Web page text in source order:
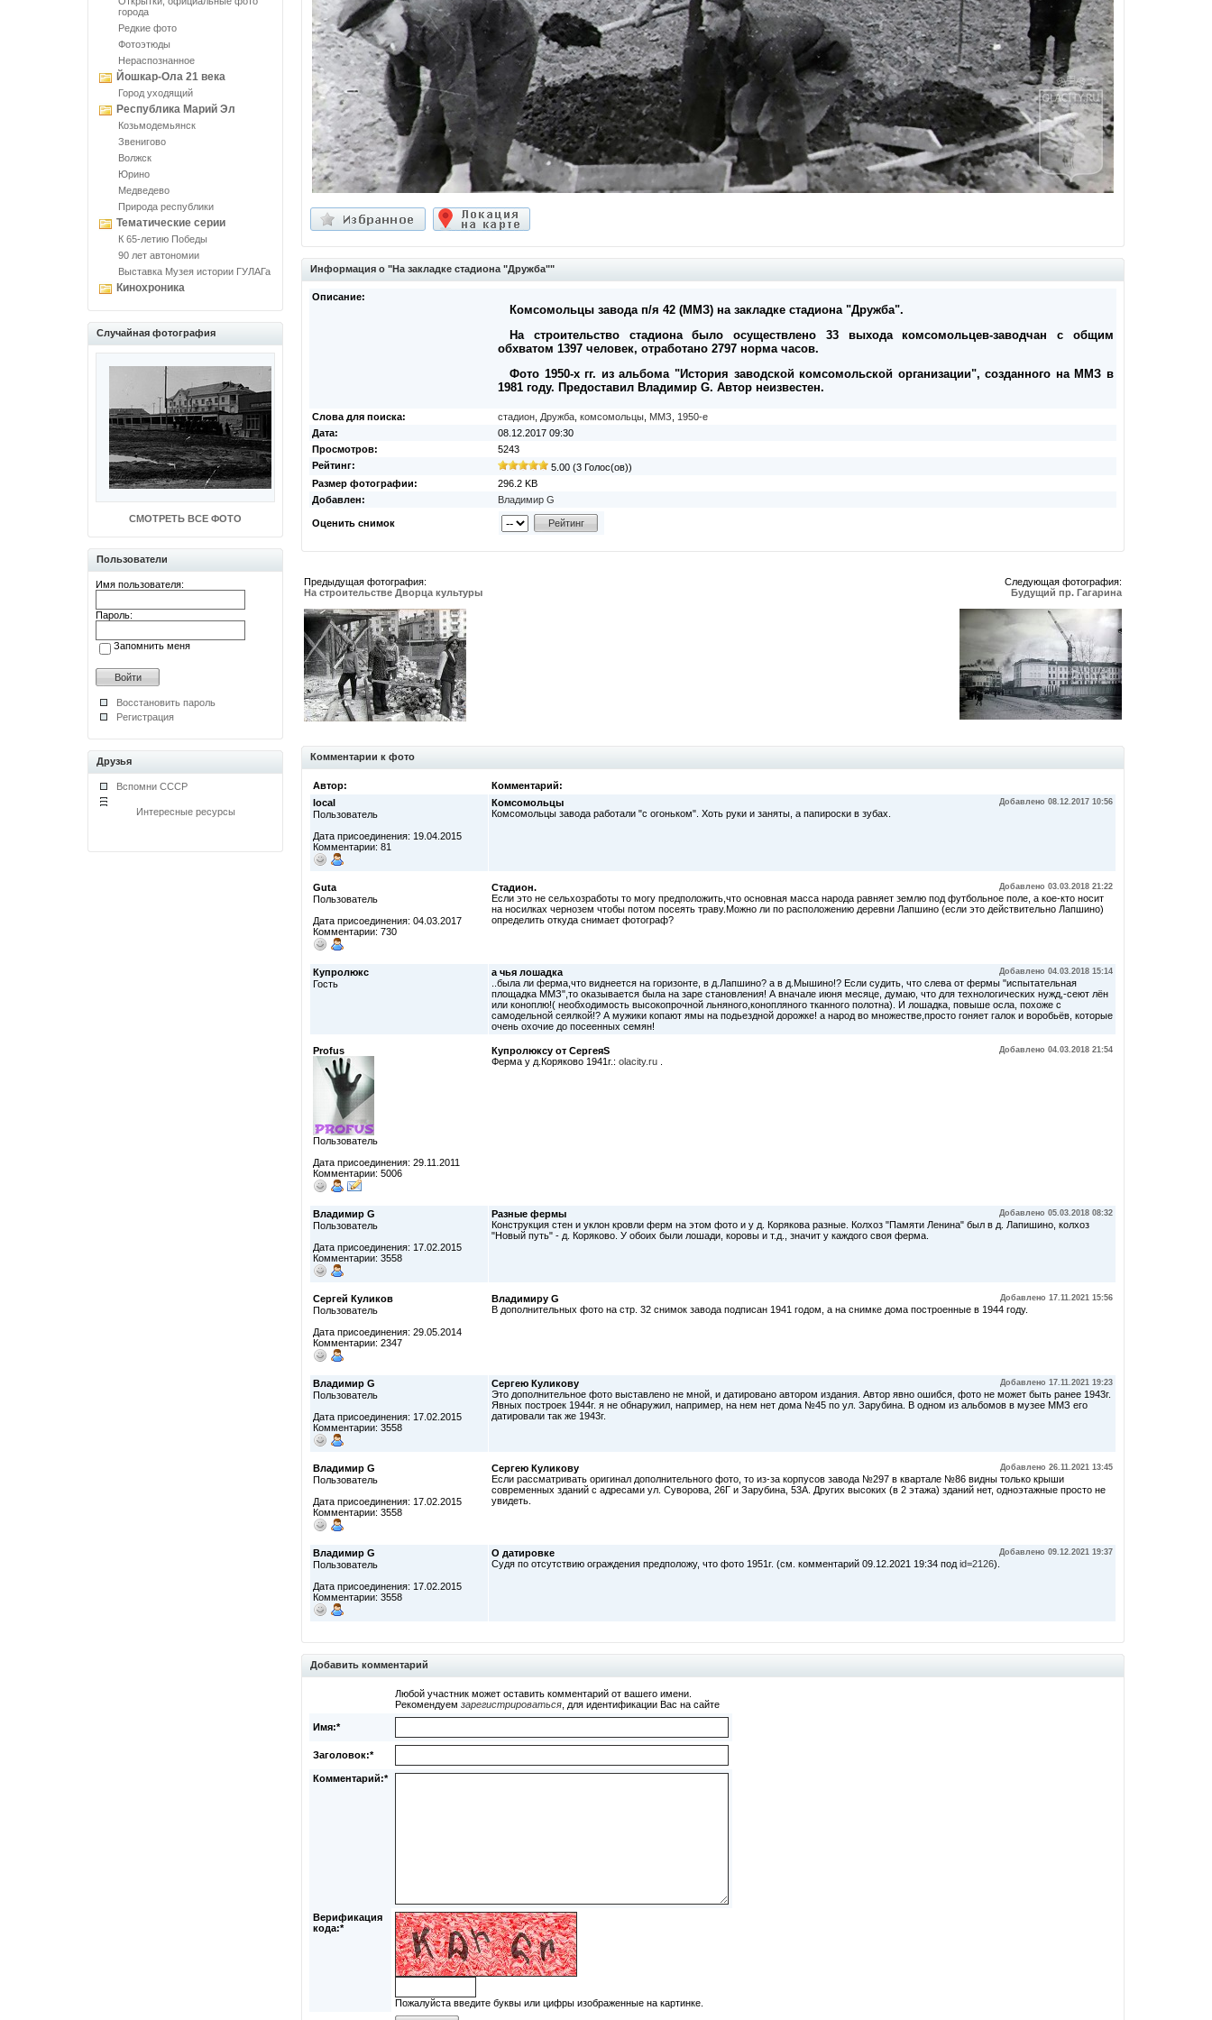
города
Редкие фото
Фотоэтюды
Нераспознанное
Йошкар-Ола 21 века
Город уходящий
Республика Марий Эл
Козьмодемьянск
Звенигово
Волжск
Юрино
Медведево
Природа республики
Тематические серии
К 65-летию Победы
90 лет автономии
Выставка Музея истории ГУЛАГа
Кинохроника
Случайная фотография
СМОТРЕТЬ ВСЕ ФОТО
Пользователи
Имя пользователя:
Пароль:
Запомнить меня
Восстановить пароль
Регистрация
Друзья
Вспомни СССР
Интересные ресурсы
Информация о "На закладке стадиона "Дружба""
Описание:
Комсомольцы завода п/я 42 (ММЗ) на закладке стадиона "Дружба".
На строительство стадиона было осуществлено 33 выхода комсомольцев-заводчан с общим
обхватом 1397 человек, отработано 2797 норма часов.
Фото 1950-х гг. из альбома "История заводской комсомольской организации", созданного на ММЗ в
1981 году. Предоставил Владимир G. Автор неизвестен.
Слова для поиска: стадион Дружба комсомольцы ММЗ
1950-е
Дата:
08.12.2017 09:30
Просмотров:
5243
Рейтинг:
5.00 (3 Голос(ов))
Размер фотографии:
296.2 KB
Добавлен:
Владимир G
Оценить снимок
Предыдущая фотография:
На строительстве Дворца культуры
Следующая фотография:
Будущий пр. Гагарина
Комментарии к фото
Автор:
Комментарий:
local
Пользователь
Дата присоединения: 19.04.2015
Комментарии: 81
Комсомольцы Добавлено 08.12.2017 10:56
Комсомольцы завода работали "с огоньком". Хоть руки и заняты, а папироски в зубах.
Guta
Пользователь
Дата присоединения: 04.03.2017
Комментарии: 730
Стадион. Добавлено 03.03.2018 21:22
Если это не сельхозработы то могу предположить,что основная масса народа равняет землю под футбольное поле, а кое-кто носит
на носилках чернозем чтобы потом посеять траву.Можно ли по расположению деревни Лапшино (если это действительно Лапшино)
определить откуда снимает фотограф?
Купролюкс
Гость
а чья лошадка Добавлено 04.03.2018 15:14
..была ли ферма,что виднеется на горизонте, в д.Лапшино? а в д.Мышино!? Если судить, что слева от фермы "испытательная
площадка ММЗ",то оказывается была на заре становления! А вначале июня месяце, думаю, что для технологических нужд,-сеют лён
или коноплю!( необходимость высокопрочной льняного,конопляного тканного полотна). И лошадка, повыше осла, похоже с
самодельной сеялкой!? А мужики копают ямы на подьездной дорожке! а народ во множестве,просто гоняет галок и воробьёв, которые
очень охочие до посеенных семян!
Profus
Пользователь
Дата присоединения: 29.11.2011
Комментарии: 5006
Купролюксу от СергеяS Добавлено 04.03.2018 21:54
Ферма у д.Коряково 1941г.: olacity.ru
Владимир G
Пользователь
Дата присоединения: 17.02.2015
Комментарии: 3558
Разные фермы Добавлено 05.03.2018 08:32
Конструкция стен и уклон кровли ферм на этом фото и у д. Корякова разные. Колхоз "Памяти Ленина" был в д. Лапишино, колхоз
"Новый путь" - д. Коряково. У обоих были лошади, коровы и т.д., значит у каждого своя ферма.
Сергей Куликов
Пользователь
Дата присоединения: 29.05.2014
Комментарии: 2347
Владимиру G Добавлено 17.11.2021 15:56
В дополнительных фото на стр. 32 снимок завода подписан 1941 годом, а на снимке дома построенные в 1944 году.
Владимир G
Пользователь
Дата присоединения: 17.02.2015
Комментарии: 3558
Сергею Куликову Добавлено 17.11.2021 19:23
Это дополнительное фото выставлено не мной, и датировано автором издания. Автор явно ошибся, фото не может быть ранее 1943г.
Явных построек 1944г. я не обнаружил, например, на нем нет дома №45 по ул. Зарубина. В одном из альбомов в музее ММЗ его
датировали так же 1943г.
Владимир G
Пользователь
Дата присоединения: 17.02.2015
Комментарии: 3558
Сергею Куликову Добавлено 26.11.2021 13:45
Если рассматривать оригинал дополнительного фото, то из-за корпусов завода №297 в квартале №86 видны только крыши
современных зданий с адресами ул. Суворова, 26Г и Зарубина, 53А. Других высоких (в 2 этажа) зданий нет, одноэтажные просто не
увидеть.
Владимир G
Пользователь
Дата присоединения: 17.02.2015
Комментарии: 3558
О датировке Добавлено 09.12.2021 19:37
Судя по отсутствию ограждения предположу, что фото 1951г. (см. комментарий 09.12.2021 19:34 под id=2126).
Добавить комментарий
Любой участник может оставить комментарий от вашего имени.
Рекомендуем зарегистрироваться , для идентификации Вас на сайте
Имя:*
Заголовок:*
Комментарий:*
Верификация
кода:*
Пожалуйста введите буквы или цифры изображенные на картинке.